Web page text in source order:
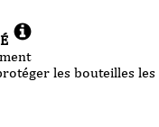
les bouteilles les